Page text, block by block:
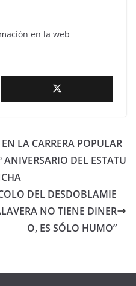
en la web
LA CARRERA POPULAR
ANIVERSARIO DEL ESTATU
DEL DESDOBLAMIE
NO TIENE DINER
O, ES SÓLO HUMO”